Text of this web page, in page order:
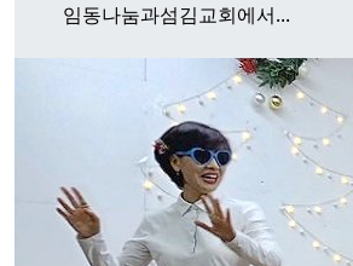
임동나눔과섬김교회에서...